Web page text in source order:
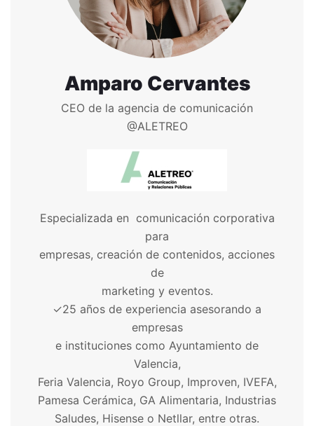
Amparo Cervantes
CEO de la agencia de comunicación
@ALETREO
Especializada en comunicación corporativa
para
empresas, creación de contenidos, acciones
de
marketing y eventos.
✓25 años de experiencia asesorando a
empresas
e instituciones como Ayuntamiento de
Valencia,
Feria Valencia, Royo Group, Improven, IVEFA,
Pamesa Cerámica, GA Alimentaria, Industrias
Saludes, Hisense o Netllar, entre otras.